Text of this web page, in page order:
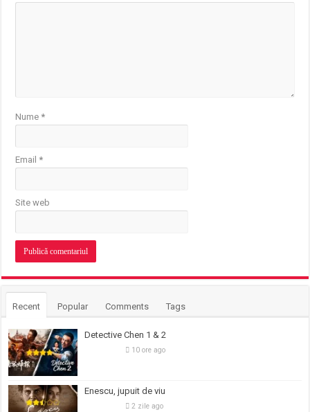
Nume*
Email*
Site web
Recent Popular Comments Tags
Detective Chen 1 & 2
10 ore ago
Enescu, jupuit de viu
2 zile ago